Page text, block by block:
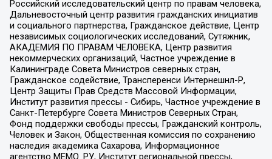
Российский исследовательский центр по правам человека,
Дальневосточный центр развития гражданских инициатив
и социального партнерства, Гражданское действие, Центр
независимых социологических исследований, Сутяжник,
АКАДЕМИЯ ПО ПРАВАМ ЧЕЛОВЕКА, Центр развития
некоммерческих организаций, Частное учреждение в
Калининграде Совета Министров северных стран,
Гражданское содействие, Трансперенси Интернешнл-Р,
Центр Защиты Прав Средств Массовой Информации,
Институт развития прессы - Сибирь, Частное учреждение в
Санкт-Петербурге Совета Министров Северных Стран,
Фонд поддержки свободы прессы, Гражданский контроль,
Человек и Закон, Общественная комиссия по сохранению
наследия академика Сахарова, Информационное
агентство МЕМО. РУ, Институт региональной прессы,